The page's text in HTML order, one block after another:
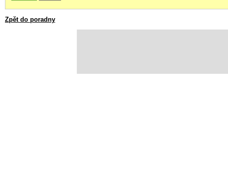
Zpět do poradny